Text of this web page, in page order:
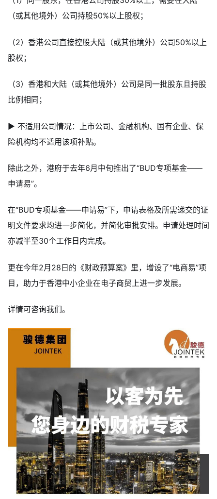
（或其他境外）公司持股50%以上股权；
（2）香港公司直接控股大陆（或其他境外）公司50%以上
股权；
（3）香港和大陆（或其他境外）公司是同一批股东且持股
比例相同；
▶ 不适用公司情况：上市公司、金融机构、国有企业、保
险机构均不适用该项补贴。
除此之外，港府于去年6月中旬推出了“BUD专项基金——
申请易”。
在“BUD专项基金——申请易”下，申请表格及所需递交的证
明文件要求均进一步简化，并简化审批安排。申请处理时间
亦减半至30个工作日内完成。
更在今年2月28日的《财政预算案》里，增设了“电商易”项
目，助力于香港中小企业在电子商贸上进一步发展。
详情可咨询我们。